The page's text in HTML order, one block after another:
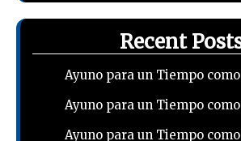
Recent
Ayuno para un Tiempo
Ayuno para un Tiempo
Ayuno para un Tiempo